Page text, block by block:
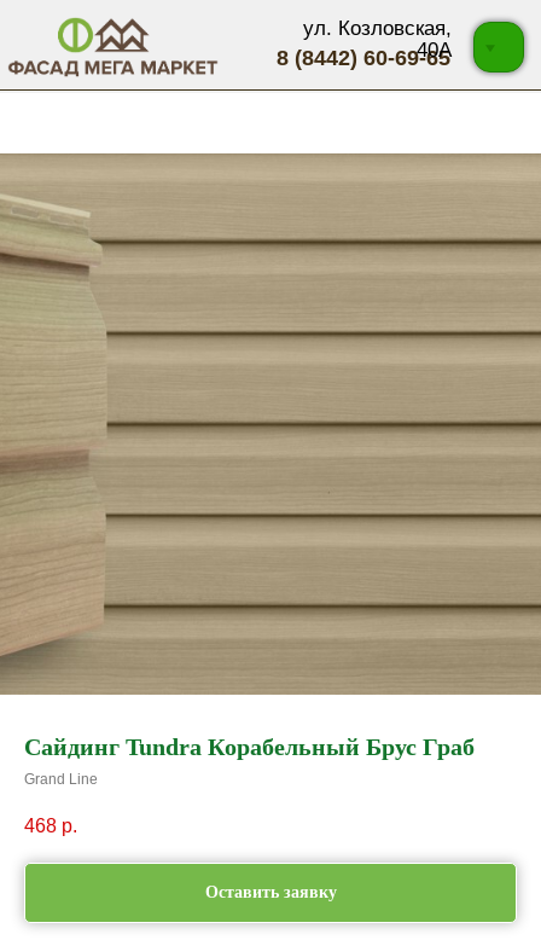
8 (8442) 60-69-65
ул. Козловская,
40А
Сайдинг Tundra Корабельный Брус Граб
Grand Line
468 р.
Оставить заявку